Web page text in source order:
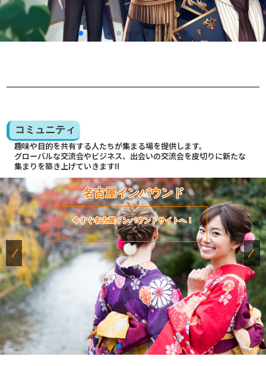
コミュニティ
趣味や目的を共有する人たちが集まる場を提供します。
グローバルな交流会やビジネス、出会いの交流会を皮切りに新たな
集まりを築き上げていきます!!
名古屋インバウンド
今すぐ名古屋インバウンドサイトへ！